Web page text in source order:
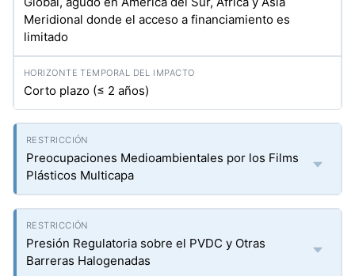
Meridional donde el acceso a financiamiento es
limitado
Corto plazo (≤ 2 años)
Preocupaciones Medioambientales por los Films
Plásticos Multicapa
Presión Regulatoria sobre el PVDC y Otras
Barreras Halogenadas